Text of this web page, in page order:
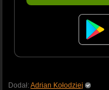
Dodał:Adrian Kołodziej